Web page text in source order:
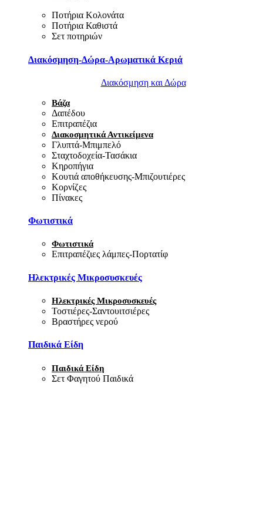
Ποτήρια Κολονάτα
Ποτήρια Καθιστά
Σετ ποτηριών
Διακόσμηση-Δώρα-Αρωματικά Κεριά
Διακόσμηση και Δώρα
Βάζα
Δαπέδου
Επιτραπέζια
Διακοσμητικά Αντικείμενα
Γλυπτά-Μπιμπελό
Σταχτοδοχεία-Τασάκια
Κηροπήγια
Κουτιά αποθήκευσης-Μπιζουτιέρες
Κορνίζες
Πίνακες
Φωτιστικά
Φωτιστικά
Επιτραπέζιες λάμπες-Πορτατίφ
Ηλεκτρικές Μικροσυσκευές
Ηλεκτρικές Μικροσυσκευές
Τοστιέρες-Σαντουιτσιέρες
Βραστήρες νερού
Παιδικά Είδη
Παιδικά Είδη
Σετ Φαγητού Παιδικά